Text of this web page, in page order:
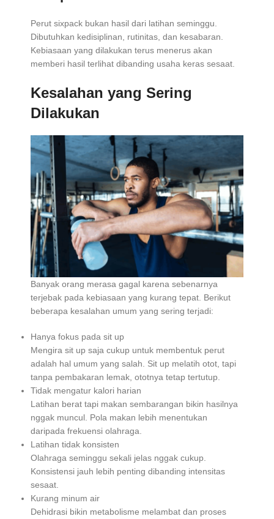
Perut sixpack bukan hasil dari latihan seminggu.
Dibutuhkan kedisiplinan, rutinitas, dan kesabaran.
Kebiasaan yang dilakukan terus menerus akan
memberi hasil terlihat dibanding usaha keras sesaat.
Kesalahan yang Sering
Dilakukan
Banyak orang merasa gagal karena sebenarnya
terjebak pada kebiasaan yang kurang tepat. Berikut
beberapa kesalahan umum yang sering terjadi:
Hanya fokus pada sit up
Mengira sit up saja cukup untuk membentuk perut
adalah hal umum yang salah. Sit up melatih otot, tapi
tanpa pembakaran lemak, ototnya tetap tertutup.
Tidak mengatur kalori harian
Latihan berat tapi makan sembarangan bikin hasilnya
nggak muncul. Pola makan lebih menentukan
daripada frekuensi olahraga.
Latihan tidak konsisten
Olahraga seminggu sekali jelas nggak cukup.
Konsistensi jauh lebih penting dibanding intensitas
sesaat.
Kurang minum air
Dehidrasi bikin metabolisme melambat dan proses